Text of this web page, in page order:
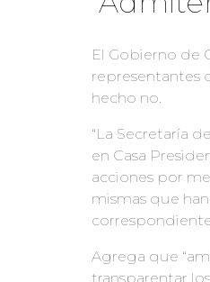
El Gobierno de
representantes
hecho no.
“La Secretaría
en Casa
acciones por
mismas que
Agrega que
transparentar